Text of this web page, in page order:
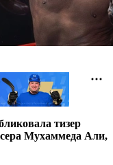
тизер
Мухаммеда Али,